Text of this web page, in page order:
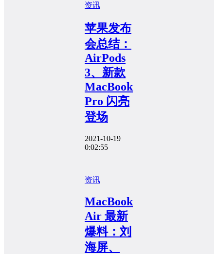
资讯
苹果发布
会总结：
AirPods
3、新款
MacBook
Pro 闪亮
登场
2021-10-19
0:02:55
资讯
MacBook
Air 最新
爆料：刘
海屏、